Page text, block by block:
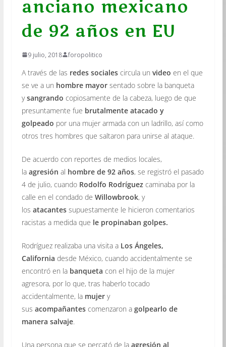
anciano mexicano
de 92 años en EU
9 julio, 2018 foropolitico
A través de las redes sociales circula un video en el que
se ve a un hombre mayor sentado sobre la banqueta
ysangrando copiosamente de la cabeza, luego de que
presuntamente fue brutalmente atacado y
golpeado por una mujer armada con un ladrillo, así como
otros tres hombres que saltaron para unirse al ataque.
De acuerdo con reportes de medios locales,
la agresión al hombre de 92 años, se registró el pasado
4 de julio, cuando Rodolfo Rodríguez caminaba por la
calle en el condado de Willowbrook, y
los atacantes supuestamente le hicieron comentarios
racistas a medida que le propinaban golpes.
Rodríguez realizaba una visita a Los Ángeles,
California desde México, cuando accidentalmente se
encontró en la banqueta con el hijo de la mujer
agresora, por lo que, tras haberlo tocado
accidentalmente, la mujer y
sus acompañantes comenzaron a golpearlo de
manera salvaje.
Una persona que se percató de la agresión al